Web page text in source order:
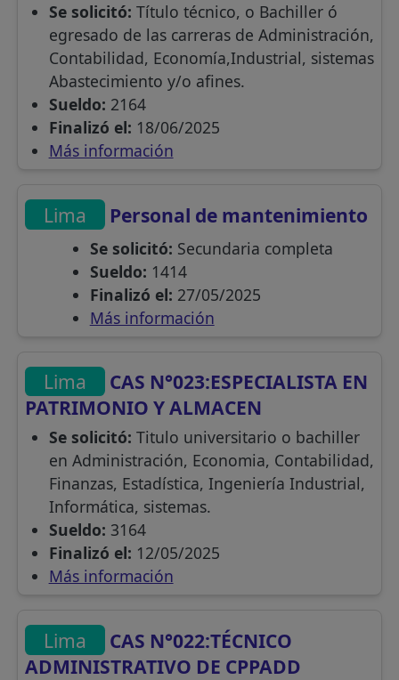
Se solicitó: Título técnico, o Bachiller ó
egresado de las carreras de Administración,
Contabilidad, Economía,Industrial, sistemas
Abastecimiento y/o afines.
Sueldo: 2164
Finalizó el: 18/06/2025
Más información
Lima Personal de mantenimiento
Se solicitó: Secundaria completa
Sueldo: 1414
Finalizó el: 27/05/2025
Más información
Lima
CAS N°023:ESPECIALISTA EN
PATRIMONIO Y ALMACEN
Se solicitó: Titulo universitario o bachiller
en Administración, Economia, Contabilidad,
Finanzas, Estadística, Ingeniería Industrial,
Informática, sistemas.
Sueldo: 3164
Finalizó el: 12/05/2025
Más información
Lima
CAS N°022:TÉCNICO
ADMINISTRATIVO DE CPPADD